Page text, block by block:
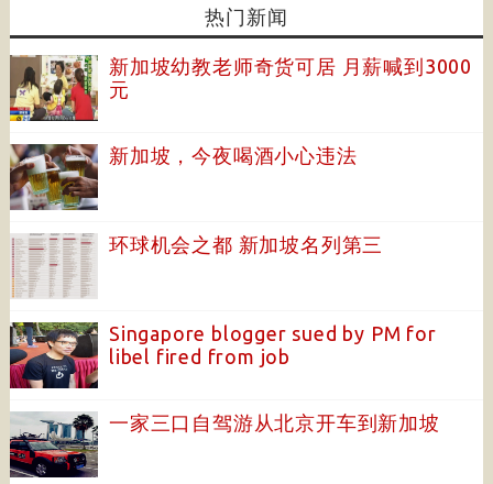
热门新闻
新加坡幼教老师奇货可居 月薪喊到3000
元
新加坡，今夜喝酒小心违法
环球机会之都 新加坡名列第三
Singapore blogger sued by PM for
libel fired from job
一家三口自驾游从北京开车到新加坡